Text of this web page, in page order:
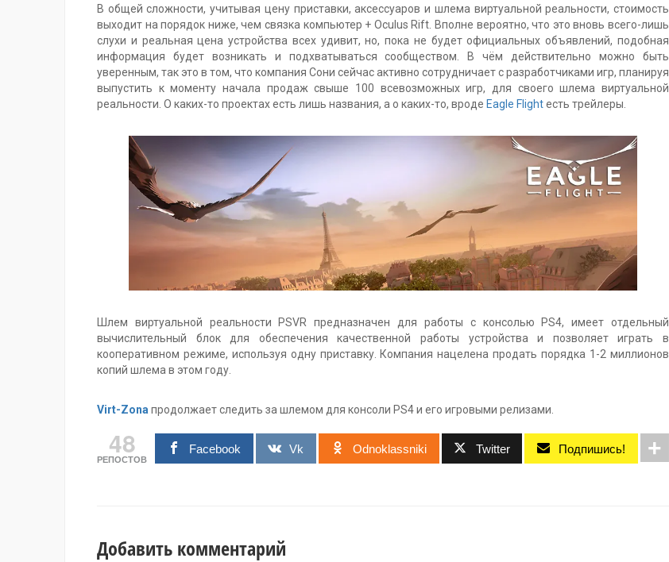
В общей сложности, учитывая цену приставки, аксессуаров и шлема виртуальной реальности, стоимость
выходит на порядок ниже, чем связка компьютер + Oculus Rift. Вполне вероятно, что это вновь всего-лишь
слухи и реальная цена устройства всех удивит, но, пока не будет официальных объявлений, подобная
информация будет возникать и подхватываться сообществом. В чём действительно можно быть
уверенным, так это в том, что компания Сони сейчас активно сотрудничает с разработчиками игр, планируя
выпустить к моменту начала продаж свыше 100 всевозможных игр, для своего шлема виртуальной
реальности. О каких-то проектах есть лишь названия, а о каких-то, вроде Eagle Flightесть трейлеры.
Шлем виртуальной реальности PSVR предназначен для работы с консолью PS4, имеет отдельный
вычислительный блок для обеспечения качественной работы устройства и позволяет играть в
кооперативном режиме, используя одну приставку. Компания нацелена продать порядка 1-2 миллионов
копий шлема в этом году.
Virt-Zona продолжает следить за шлемом для консоли PS4 и его игровыми релизами.
48
РЕПОСТОВ
Facebook Vk Odnoklassniki Twitter Подпишись!
Добавить комментарий